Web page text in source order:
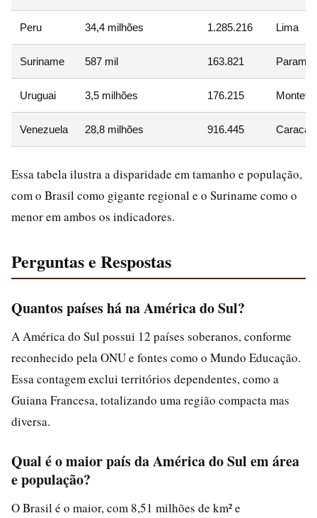
Peru 34,4 milhões 1.285.216 Lima
Suriname 587 mil 163.821
Uruguai 3,5 milhões 176.215
Venezuela 28,8 milhões 916.445 Caracas
Essa tabela ilustra a disparidade em tamanho e população,
com o Brasil como gigante regional e o Suriname como o
menor em ambos os indicadores.
Perguntas e Respostas
Quantos países há na América do Sul?
A América do Sul possui 12 países soberanos, conforme
reconhecido pela ONU e fontes como o Mundo Educação.
Essa contagem exclui territórios dependentes, como a
Guiana Francesa, totalizando uma região compacta mas
diversa.
Qual é o maior país da América do Sul em área
e população?
O Brasil é o maior, com 8,51 milhões de km² e